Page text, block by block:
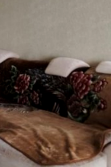
власного